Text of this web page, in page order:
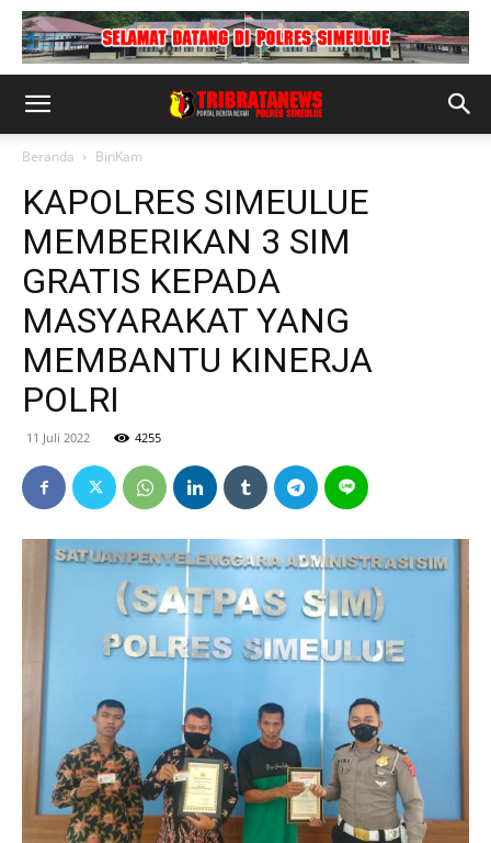
Beranda BinKam
KAPOLRES SIMEULUE
MEMBERIKAN 3 SIM
GRATIS KEPADA
MASYARAKAT YANG
MEMBANTU KINERJA
POLRI
11 Juli 2022 4255